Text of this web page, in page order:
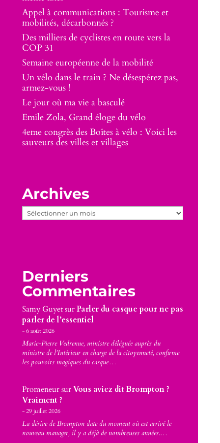
Appel à communications : Tourisme et
mobilités, décarbonnés ?
Des milliers de cyclistes en route vers la
COP 31
Semaine européenne de la mobilité
Un vélo dans le train ? Ne désespérez pas,
armez-vous !
Le jour où ma vie a basculé
Emile Zola, Grand éloge du vélo
4eme congrès des Boîtes à vélo : Voici les
sauveurs des villes et villages
Archives
Archives
Derniers
Commentaires
Samy GuyetsurParler du casque pour ne pas
parler de l’essentiel
6 août 2026
Marie-Pierre Vedrenne, ministre déléguée auprès du
ministre de l’Intérieur en charge de la citoyenneté, confirme
les pouvoirs magiques du casque…
PromeneursurVous aviez dit Brompton ?
Vraiment ?
29 juillet 2026
La dérive de Brompton date du moment où est arrivé le
nouveau manager, il y a déjà de nombreuses années.…